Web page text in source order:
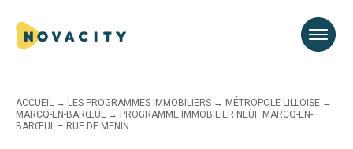
ACCUEIL → LES PROGRAMMES IMMOBILIERS → MÉTROPOLE LILLOISE →
MARCQ-EN-BARŒUL → PROGRAMME IMMOBILIER NEUF MARCQ-EN-
BARŒUL – RUE DE MENIN